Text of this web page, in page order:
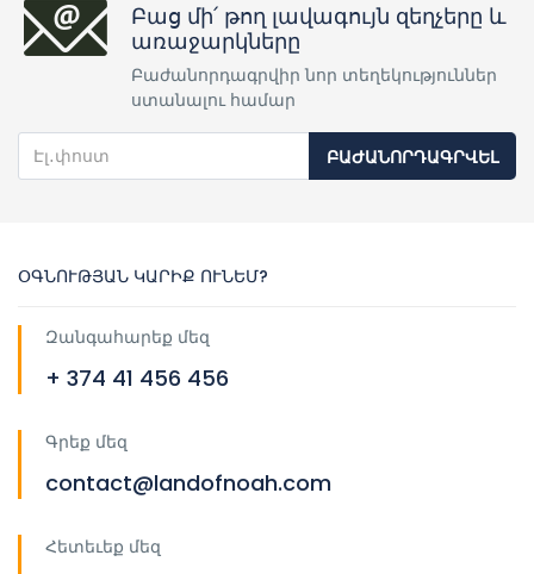
Բաց մի՛ թող լավագույն զեղչերը և
առաջարկները
Բաժանորդագրվիր նոր տեղեկություններ
ստանալու համար
ԲԱԺԱՆՈՐԴԱԳՐՎԵԼ
ՕԳՆՈՒԹՅԱՆ ԿԱՐԻՔ ՈՒՆԵՄ?
Զանգահարեք մեզ
+ 374 41 456 456
Գրեք մեզ
contact@landofnoah.com
Հետեւեք մեզ